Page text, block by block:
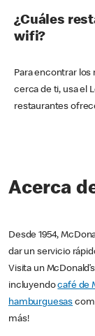
¿Cuáles
wifi?
Para encontrar los
cerca de ti, usa el
restaurantes
Acerca
Desde 1954,
dar un servicio
Visita un
incluyendocafé de
hamburguesas
más!